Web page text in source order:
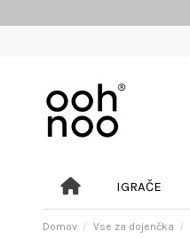
IGRAČE
Domov Vse za dojenčka